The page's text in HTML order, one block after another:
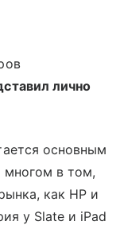
лично
основным
многом в том,
как HP и
у Slate и iPad